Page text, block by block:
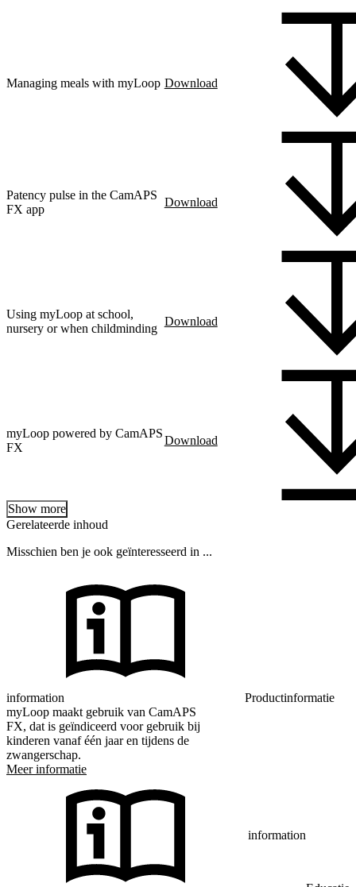
Managing meals with myLoop Download
Patency pulse in the CamAPS
FX app
Download
Using myLoop at school,
nursery or when childminding
Download
myLoop powered by CamAPS
FX
Download
Show more
Gerelateerde inhoud
Misschien ben je ook geïnteresseerd in ...
information
Productinformatie
myLoop maakt gebruik van CamAPS
FX, dat is geïndiceerd voor gebruik bij
kinderen vanaf één jaar en tijdens de
zwangerschap.
Meer informatie
information